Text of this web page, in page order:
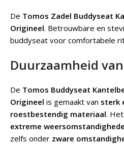
De Tomos Zadel Buddyseat
Origineel. Betrouwbare en
buddyseat voor comfortabele
Duurzaamheid
De Tomos Buddyseat
Origineel is gemaakt van sterk
roestbestendig materiaal.
extreme
zelfs onder zware